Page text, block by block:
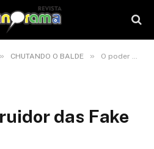
» CHUTANDO O BALDE » O poder destruidor das Fake News
das Fake